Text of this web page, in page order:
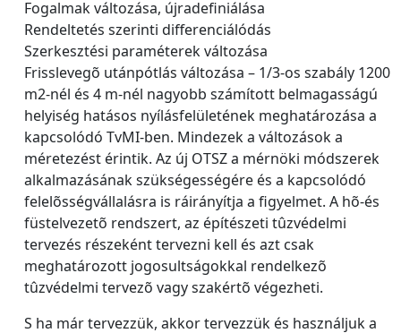
Fogalmak változása, újradefiniálása
Rendeltetés szerinti differenciálódás
Szerkesztési paraméterek változása
Frisslevegõ utánpótlás változása – 1/3-os szabály 1200
m2-nél és 4 m-nél nagyobb számított belmagasságú
helyiség hatásos nyílásfelületének meghatározása a
kapcsolódó TvMI-ben. Mindezek a változások a
méretezést érintik. Az új OTSZ a mérnöki módszerek
alkalmazásának szükségességére és a kapcsolódó
felelõsségvállalásra is ráirányítja a figyelmet. A hõ-és
füstelvezetõ rendszert, az építészeti tûzvédelmi
tervezés részeként tervezni kell és azt csak
meghatározott jogosultságokkal rendelkezõ
tûzvédelmi tervezõ vagy szakértõ végezheti.
S ha már tervezzük, akkor tervezzük és használjuk a